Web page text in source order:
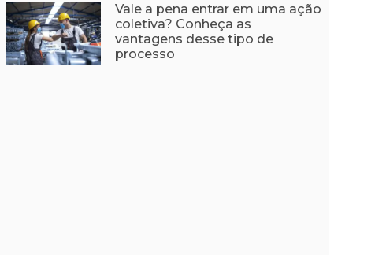
Vale a pena entrar em uma ação
coletiva? Conheça as
vantagens desse tipo de
processo